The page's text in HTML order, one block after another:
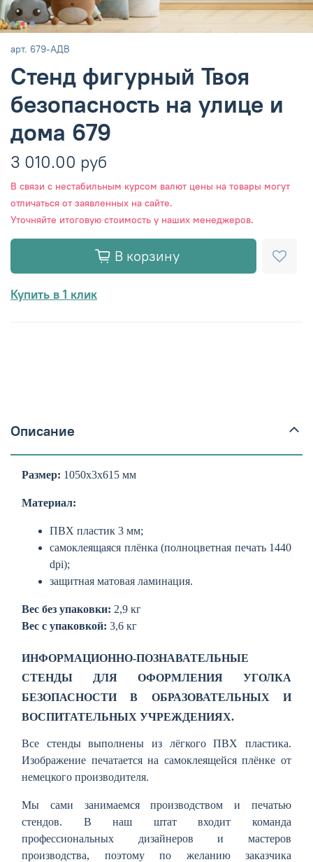
арт. 679-АДВ
Стенд фигурный Твоя
безопасность на улице и
дома 679
3 010.00 руб
В связи с нестабильным курсом валют цены на товары могут
отличаться от заявленных на сайте.
Уточняйте итоговую стоимость у наших менеджеров.
В корзину
Купить в 1 клик
Описание
Размер: 1050х3х615 мм
Материал:
ПВХ пластик 3 мм;
самоклеящаяся плёнка (полноцветная печать 1440
dpi);
защитная матовая ламинация.
Вес без упаковки: 2,9 кг
Вес с упаковкой: 3,6 кг
ИНФОРМАЦИОННО-ПОЗНАВАТЕЛЬНЫЕ
СТЕНДЫ ДЛЯ ОФОРМЛЕНИЯ УГОЛКА
БЕЗОПАСНОСТИ В ОБРАЗОВАТЕЛЬНЫХ И
ВОСПИТАТЕЛЬНЫХ УЧРЕЖДЕНИЯХ.
Все стенды выполнены из лёгкого ПВХ пластика.
Изображение печатается на самоклеящейся плёнке от
немецкого производителя.
Мы сами занимаемся производством и печатью
стендов. В наш штат входит команда
профессиональных дизайнеров и мастеров
производства, поэтому по желанию заказчика